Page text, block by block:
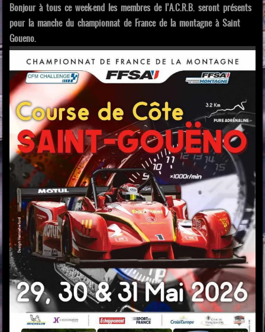
Bonjour à tous ce week-end les membres de l’A.C.R.B. seront présents
pour la manche du championnat de France de la montagne à Saint
Goueno.